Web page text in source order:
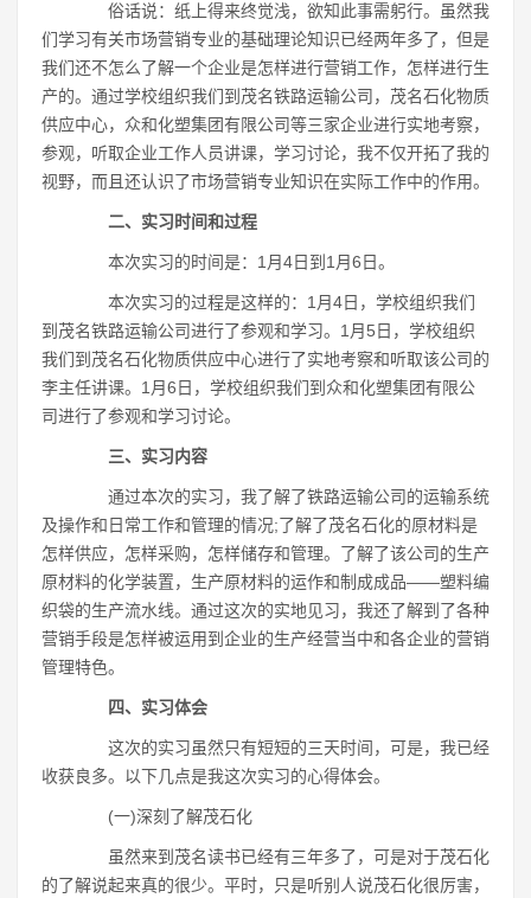
俗话说：纸上得来终觉浅，欲知此事需躬行。虽然我
们学习有关市场营销专业的基础理论知识已经两年多了，但是
我们还不怎么了解一个企业是怎样进行营销工作，怎样进行生
产的。通过学校组织我们到茂名铁路运输公司，茂名石化物质
供应中心，众和化塑集团有限公司等三家企业进行实地考察，
参观，听取企业工作人员讲课，学习讨论，我不仅开拓了我的
视野，而且还认识了市场营销专业知识在实际工作中的作用。
二、实习时间和过程
本次实习的时间是：1月4日到1月6日。
本次实习的过程是这样的：1月4日，学校组织我们
到茂名铁路运输公司进行了参观和学习。1月5日，学校组织
我们到茂名石化物质供应中心进行了实地考察和听取该公司的
李主任讲课。1月6日，学校组织我们到众和化塑集团有限公
司进行了参观和学习讨论。
三、实习内容
通过本次的实习，我了解了铁路运输公司的运输系统
及操作和日常工作和管理的情况;了解了茂名石化的原材料是
怎样供应，怎样采购，怎样储存和管理。了解了该公司的生产
原材料的化学装置，生产原材料的运作和制成成品――塑料编
织袋的生产流水线。通过这次的实地见习，我还了解到了各种
营销手段是怎样被运用到企业的生产经营当中和各企业的营销
管理特色。
四、实习体会
这次的实习虽然只有短短的三天时间，可是，我已经
收获良多。以下几点是我这次实习的心得体会。
(一)深刻了解茂石化
虽然来到茂名读书已经有三年多了，可是对于茂石化
的了解说起来真的很少。平时，只是听别人说茂石化很厉害，